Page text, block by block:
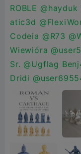
ROBLE @hayduk
atic3d
Codeia @R73
Wiewióra
Sr. @Ugflag
Dridi